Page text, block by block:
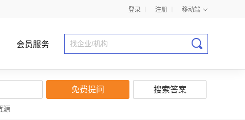
登录 注册 移动端
会员服务
源
免费提问 搜索答案